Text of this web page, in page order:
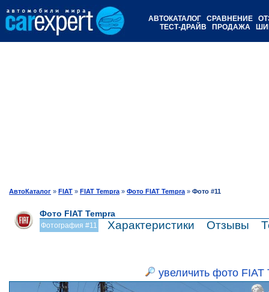
АВТОКАТАЛОГ СРАВНЕНИЕ
ТЕСТ-ДРАЙВ
ПРОДАЖА
АвтоКаталог » FIAT » FIAT Tempra » Фото FIAT Tempra » Фото #11
Фото FIAT Tempra
Фотография #11 Характеристики Отзывы
увеличить фото FIAT